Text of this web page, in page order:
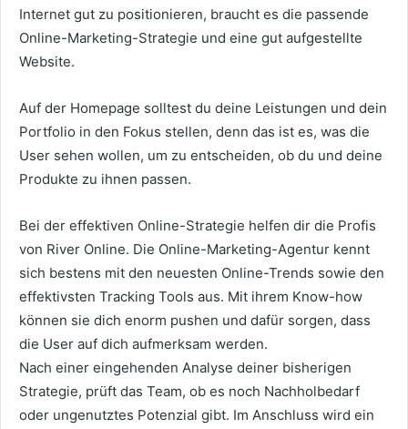
Internet gut zu positionieren, braucht es die passende
Online-Marketing-Strategie und eine gut aufgestellte
Website.
Auf der Homepage solltest du deine Leistungen und dein
Portfolio in den Fokus stellen, denn das ist es, was die
User sehen wollen, um zu entscheiden, ob du und deine
Produkte zu ihnen passen.
Bei der effektiven Online-Strategie helfen dir die Profis
von River Online. Die Online-Marketing-Agentur kennt
sich bestens mit den neuesten Online-Trends sowie den
effektivsten Tracking Tools aus. Mit ihrem Know-how
können sie dich enorm pushen und dafür sorgen, dass
die User auf dich aufmerksam werden.
Nach einer eingehenden Analyse deiner bisherigen
Strategie, prüft das Team, ob es noch Nachholbedarf
oder ungenutztes Potenzial gibt. Im Anschluss wird ein